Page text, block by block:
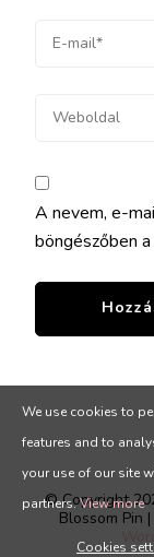
A nevem, e-
böngészőben
© Copyright
Blossom Pin
We use cookies to
features and to
your use of our site
partners.View more
Cookies